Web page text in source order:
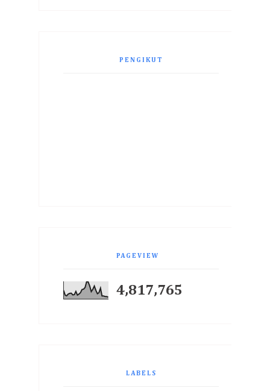
PENGIKUT
PAGEVIEW
4,817,765
LABELS